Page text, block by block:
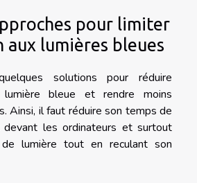
pour limiter
lumières bleues
solutions pour réduire
lumière bleue et rendre moins
Ainsi, il faut réduire son temps de
les ordinateurs et surtout
lumière tout en reculant son